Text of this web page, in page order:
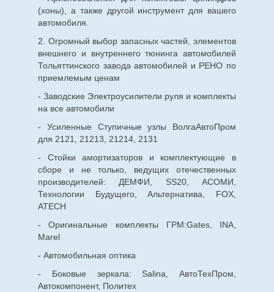
(хоны), а также другой инструмент для вашего
автомобиля.
2. Огромный выбор запасных частей, элементов
внешнего и внутреннего тюнинга автомобилей
Тольяттинского завода автомобилей и РЕНО по
приемлемым ценам
- Заводские Электроусилители руля и комплекты
на все автомобили
- Усиленные Ступичные узлы ВолгаАвтоПром
для 2121, 21213, 21214, 2131
- Стойки амортизаторов и комплектующие в
сборе и не только, ведущих отечественных
производителей: ДЕМФИ, SS20, АСОМИ,
Технологии Будущего, Альтернатива, FOX,
ATECH
- Оригинальные комплекты ГРМ:Gates, INA,
Marel
- Автомобильная оптика
- Боковые зеркала: Salina, АвтоТехПром,
Автокомпонент, Политех